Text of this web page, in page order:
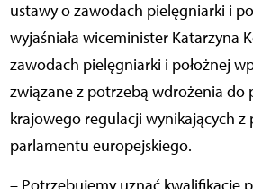
ustawy o zawodach pielęgniarki i
wyjaśniała wiceminister Katarzyna
zawodach pielęgniarki i położnej
związane z potrzebą wdrożenia do
krajowego regulacji wynikających z
parlamentu europejskiego.